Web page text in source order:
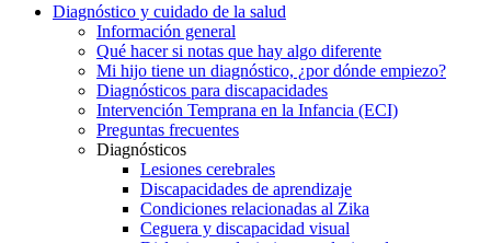
Diagnóstico y cuidado de la salud
Información general
Qué hacer si notas que hay algo diferente
Mi hijo tiene un diagnóstico, ¿por dónde empiezo?
Diagnósticos para discapacidades
Intervención Temprana en la Infancia (ECI)
Preguntas frecuentes
Diagnósticos
Lesiones cerebrales
Discapacidades de aprendizaje
Condiciones relacionadas al Zika
Ceguera y discapacidad visual